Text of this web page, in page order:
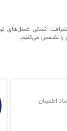
انسانی عسل‌های
را تضمین می‌کنیم.
اطمینان